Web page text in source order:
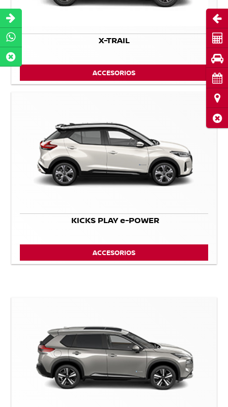
X-TRAIL
ACCESORIOS
KICKS PLAY e-POWER
ACCESORIOS